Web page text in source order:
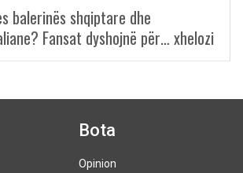
balerinës shqiptare dhe
Fansat dyshojnë për… xhelozi
Bota
Opinion